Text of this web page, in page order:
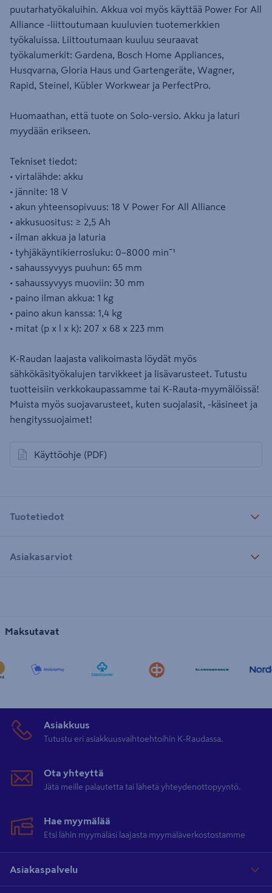
puutarhatyökaluihin. Akkua voi myös käyttää Power For All
Alliance -liittoutumaan kuuluvien tuotemerkkien
työkaluissa. Liittoutumaan kuuluu seuraavat
työkalumerkit: Gardena, Bosch Home Appliances,
Husqvarna, Gloria Haus und Gartengeräte, Wagner,
Rapid, Steinel, Kübler Workwear ja PerfectPro.
Huomaathan, että tuote on Solo-versio. Akku ja laturi
myydään erikseen.
Tekniset tiedot:
• virtalähde: akku
• jännite: 18 V
• akun yhteensopivuus: 18 V Power For All Alliance
• akkusuositus: ≥ 2,5 Ah
• ilman akkua ja laturia
• tyhjäkäyntikierrosluku: 0–8000 minˉ¹
• sahaussyvyys puuhun: 65 mm
• sahaussyvyys muoviin: 30 mm
• paino ilman akkua: 1 kg
• paino akun kanssa: 1,4 kg
• mitat (p x l x k): 207 x 68 x 223 mm
K-Raudan laajasta valikoimasta löydät myös
sähkökäsityökalujen tarvikkeet ja lisävarusteet. Tutustu
tuotteisiin verkkokaupassamme tai K-Rauta-myymälöissä!
Muista myös suojavarusteet, kuten suojalasit, -käsineet ja
hengityssuojaimet!
Käyttöohje (PDF)
avautuu uuteen välilehteen
Tuotetiedot
Asiakasarviot
Maksutavat
Asiakkuus
Tutustu eri asiakkuusvaihtoehtoihin K-Raudassa.
Ota yhteyttä
Jätä meille palautetta tai lähetä yhteydenottopyyntö.
Hae myymälää
Etsi lähin myymäläsi laajasta myymäläverkostostamme
Asiakaspalvelu